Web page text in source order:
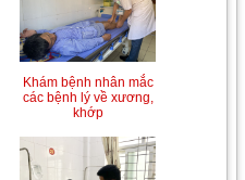
Khám bệnh nhân mắc
các bệnh lý về xương,
khớp